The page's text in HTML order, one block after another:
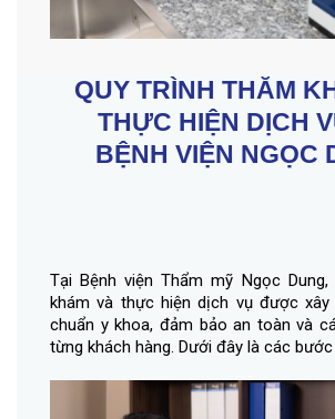
QUY TRÌNH THĂM
THỰC HIỆN DỊCH
BỆNH VIỆN NGỌC
Tại Bệnh viện Thẩm mỹ Ngọc
khám và thực hiện dịch vụ được
chuẩn y khoa, đảm bảo an toàn và
từng khách hàng. Dưới đây là các